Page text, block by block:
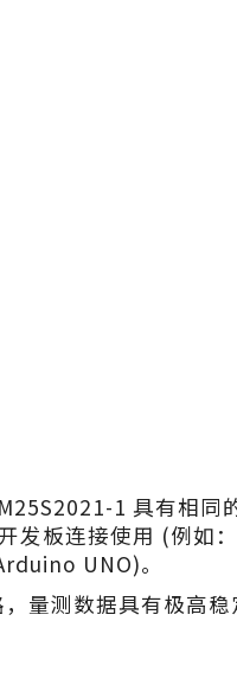
1 具有相同
发板连接使用 (例如：
UNO)。
量测数据具有极高